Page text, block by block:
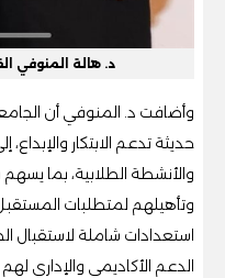
د. هالة المنوفي
وأضافت د. المنوفي أن
حديثة تدعم الابتكار
والأنشطة الطلابية، بما
وتأهيلهم لمتطلبات
استعدادات شاملة لاستقبال
الدعم الأكاديمي والإداري